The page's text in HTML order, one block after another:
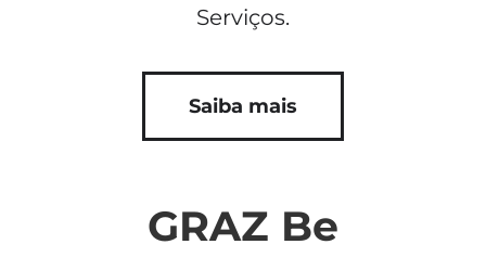
Serviços.
Saiba mais
GRAZ Be